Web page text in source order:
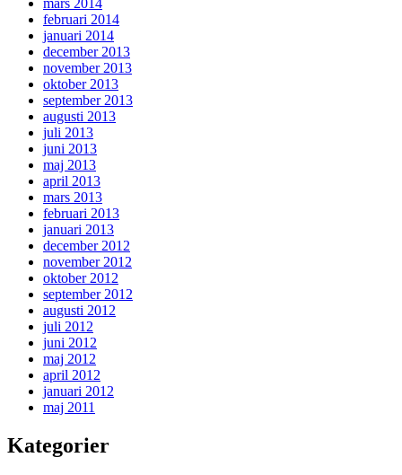
mars 2014
februari 2014
januari 2014
december 2013
november 2013
oktober 2013
september 2013
augusti 2013
juli 2013
juni 2013
maj 2013
april 2013
mars 2013
februari 2013
januari 2013
december 2012
november 2012
oktober 2012
september 2012
augusti 2012
juli 2012
juni 2012
maj 2012
april 2012
januari 2012
maj 2011
Kategorier